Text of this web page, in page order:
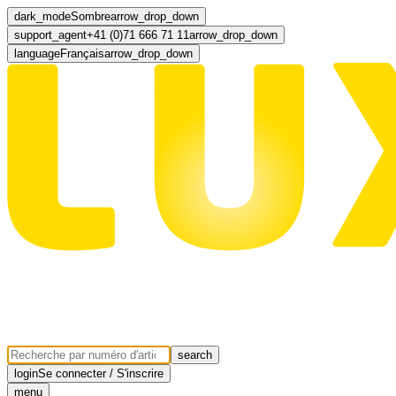
dark_modeSombrearrow_drop_down
support_agent+41 (0)71 666 71 11arrow_drop_down
languageFrançaisarrow_drop_down
search
loginSe connecter / S'inscrire
menu